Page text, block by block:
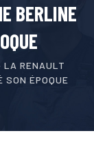
BERLINE
LA RENAULT
SON ÉPOQUE